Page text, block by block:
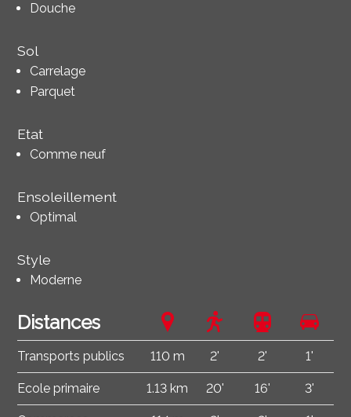
Douche
Sol
Carrelage
Parquet
Etat
Comme neuf
Ensoleillement
Optimal
Style
Moderne
Distances
Transports publics 110 m 2' 2' 1'
Ecole primaire 1.13 km 20' 16' 3'